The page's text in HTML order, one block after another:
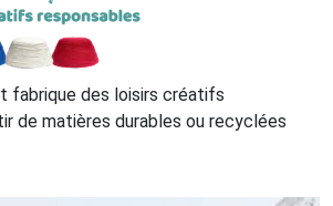
fabrique des loisirs créatifs
de matières durables ou recyclées